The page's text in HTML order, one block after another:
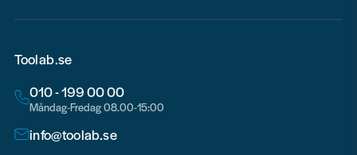
Toolab.se
010 - 199 00 00
Måndag-Fredag 08.00-15:00
info@toolab.se